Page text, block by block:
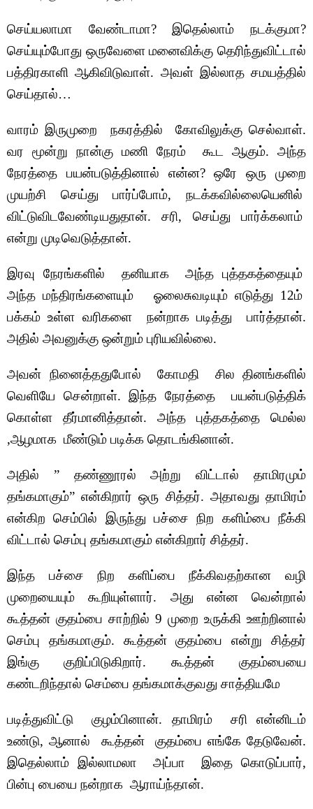
செய்யலாமா வேண்டாமா? இதெல்லாம் நடக்குமா?
செய்யும்போது ஒருவேளை மனைவிக்கு தெரிந்துவிட்டால்
பத்திரகாளி ஆகிவிடுவாள். அவள் இல்லாத சமயத்தில்
செய்தால்…
வாரம் இருமுறை நகரத்தில் கோவிலுக்கு செல்வாள்.
வர மூன்று நான்கு மணி நேரம் கூட ஆகும். அந்த
நேரத்தை பயன்படுத்தினால் என்ன? ஒரே ஒரு முறை
முயற்சி செய்து பார்ப்போம், நடக்கவில்லையெனில்
விட்டுவிடவேண்டியதுதான். சரி, செய்து பார்க்கலாம்
என்று முடிவெடுத்தான்.
இரவு நேரங்களில் தனியாக அந்த புத்தகத்தையும்
அந்த மந்திரங்களையும் ஓலைசுவடியும் எடுத்து 12ம்
பக்கம் உள்ள வரிகளை நன்றாக படித்து பார்த்தான்.
அதில் அவனுக்கு ஒன்றும் புரியவில்லை.
அவன் நினைத்ததுபோல் கோமதி சில தினங்களில்
வெளியே சென்றாள். இந்த நேரத்தை பயன்படுத்திக்
கொள்ள தீர்மானித்தான். அந்த புத்தகத்தை மெல்ல
,ஆழமாக மீண்டும் படிக்க தொடங்கினான்.
அதில் ” தண்ணூரல் அற்று விட்டால் தாமிரமும்
தங்கமாகும்” என்கிறார் ஒரு சித்தர். அதாவது தாமிரம்
என்கிற செம்பில் இருந்து பச்சை நிற களிம்பை நீக்கி
விட்டால் செம்பு தங்கமாகும் என்கிறார் சித்தர்.
இந்த பச்சை நிற களிப்பை நீக்கிவதற்கான வழி
முறையையும் கூறியுள்ளார். அது என்ன வென்றால்
கூத்தன் குதம்பை சாற்றில் 9 முறை உருக்கி ஊற்றினால்
செம்பு தங்கமாகும். கூத்தன் குதம்பை என்று சித்தர்
இங்கு குறிப்பிடுகிறார். கூத்தன் குதம்பையை
கண்டறிந்தால் செம்பை தங்கமாக்குவது சாத்தியமே
படித்துவிட்டு குழம்பினான். தாமிரம் சரி என்னிடம்
உண்டு, ஆனால் கூத்தன் குதம்பை எங்கே தேடுவேன்.
இதெல்லாம் இல்லாமலா அப்பா இதை கொடுப்பார்,
பின்பு பையை நன்றாக ஆராய்ந்தான்.